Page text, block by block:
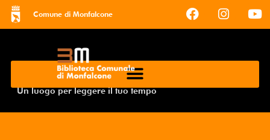
Comune di Monfalcone
Un luogo per leggere il tuo tempo